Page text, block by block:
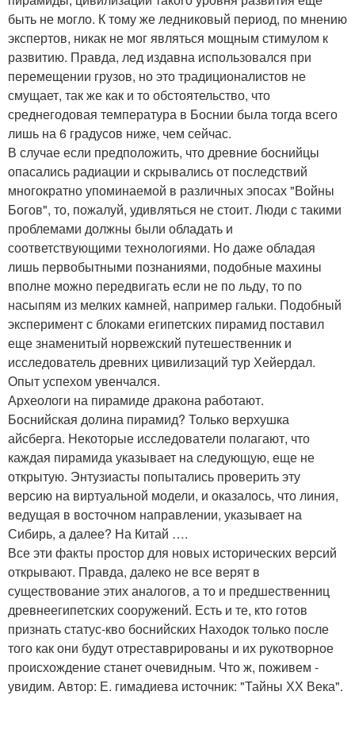
быть не могло. К тому же ледниковый период, по мнению
экспертов, никак не мог являться мощным стимулом к
развитию. Правда, лед издавна использовался при
перемещении грузов, но это традиционалистов не
смущает, так же как и то обстоятельство, что
среднегодовая температура в Боснии была тогда всего
лишь на 6 градусов ниже, чем сейчас.
В случае если предположить, что древние боснийцы
опасались радиации и скрывались от последствий
многократно упоминаемой в различных эпосах "Войны
Богов", то, пожалуй, удивляться не стоит. Люди с такими
проблемами должны были обладать и
соответствующими технологиями. Но даже обладая
лишь первобытными познаниями, подобные махины
вполне можно передвигать если не по льду, то по
насыпям из мелких камней, например гальки. Подобный
эксперимент с блоками египетских пирамид поставил
еще знаменитый норвежский путешественник и
исследователь древних цивилизаций тур Хейердал.
Опыт успехом увенчался.
Археологи на пирамиде дракона работают.
Боснийская долина пирамид? Только верхушка
айсберга. Некоторые исследователи полагают, что
каждая пирамида указывает на следующую, еще не
открытую. Энтузиасты попытались проверить эту
версию на виртуальной модели, и оказалось, что линия,
ведущая в восточном направлении, указывает на
Сибирь, а далее? На Китай ….
Все эти факты простор для новых исторических версий
открывают. Правда, далеко не все верят в
существование этих аналогов, а то и предшественниц
древнеегипетских сооружений. Есть и те, кто готов
признать статус-кво боснийских Находок только после
того как они будут отреставрированы и их рукотворное
происхождение станет очевидным. Что ж, поживем -
увидим. Автор: Е. гимадиева источник: "Тайны ХХ Века".